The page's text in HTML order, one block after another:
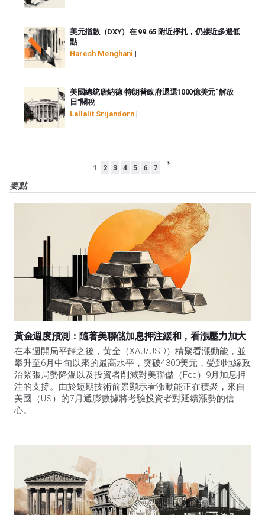
美元指數（DXY）在 99.65 附近掙扎，仍接近多週低
點
Haresh Menghani |
美國總統唐納德·特朗普政府退還1000億美元“解放
日”關稅
Lallalit Srijandorn |
1 2 3 4 5 6 7
頁
要點
黃金週度預測：隨著美聯儲加息押注緩和，看漲壓力加大
在本週開局平靜之後，黃金（XAU/USD）積聚看漲動能，並
攀升至6月中旬以來的最高水平，突破4300美元，受到地緣政
治緊張局勢降溫以及投資者削減對美聯儲（Fed）9月加息押
注的支撐。由於短期技術前景顯示看漲動能正在積聚，來自
美國（US）的7月通膨數據將考驗投資者對延續漲勢的信
心。